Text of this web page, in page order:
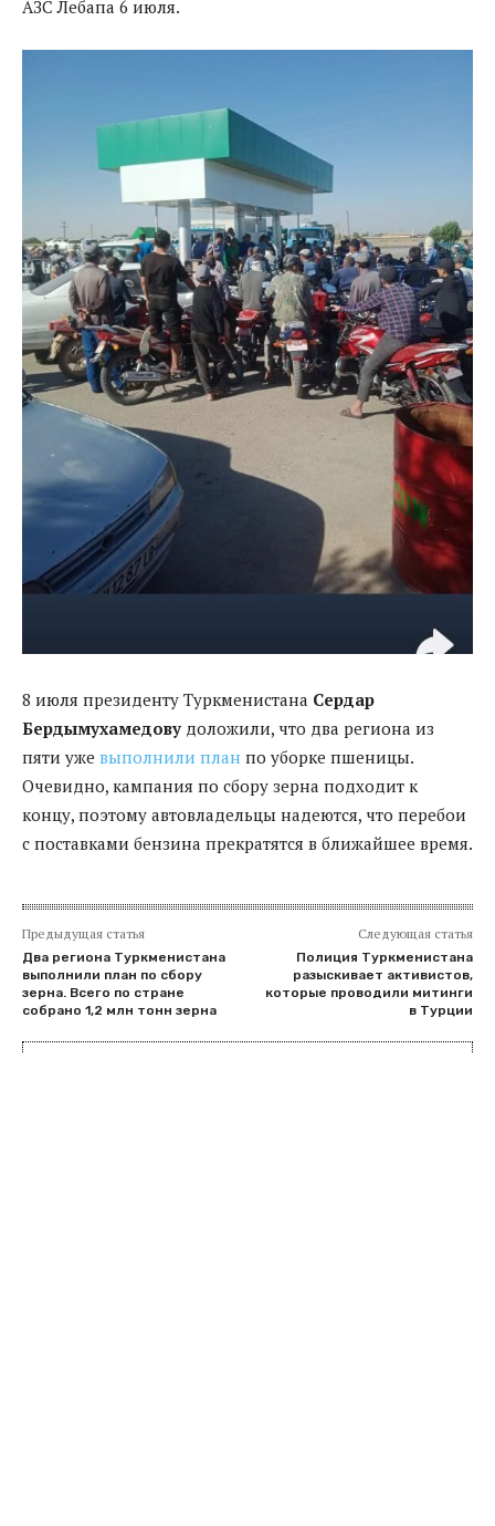
АЗС Лебапа 6 июля.
8 июля президенту Туркменистана Сердар
Бердымухамедову доложили, что два региона из
пяти уже выполнили план по уборке пшеницы.
Очевидно, кампания по сбору зерна подходит к
концу, поэтому автовладельцы надеются, что перебои
с поставками бензина прекратятся в ближайшее время.
Предыдущая статья
Два региона Туркменистана
выполнили план по сбору
зерна. Всего по стране
собрано 1,2 млн тонн зерна
Следующая статья
Полиция Туркменистана
разыскивает активистов,
которые проводили митинги
в Турции